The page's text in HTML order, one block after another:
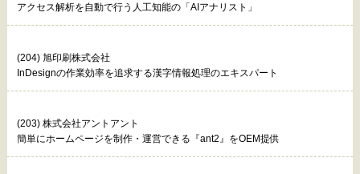
アクセス解析を自動で行う人工知能の「AIアナリスト」
(204) 旭印刷株式会社
InDesignの作業効率を追求する漢字情報処理のエキスパート
(203) 株式会社アントアント
簡単にホームページを制作・運営できる『ant2』をOEM提供